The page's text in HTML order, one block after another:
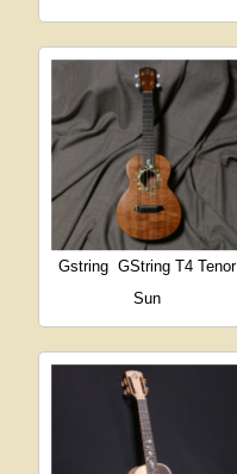
Gstring GString T4 Tenor
Sun